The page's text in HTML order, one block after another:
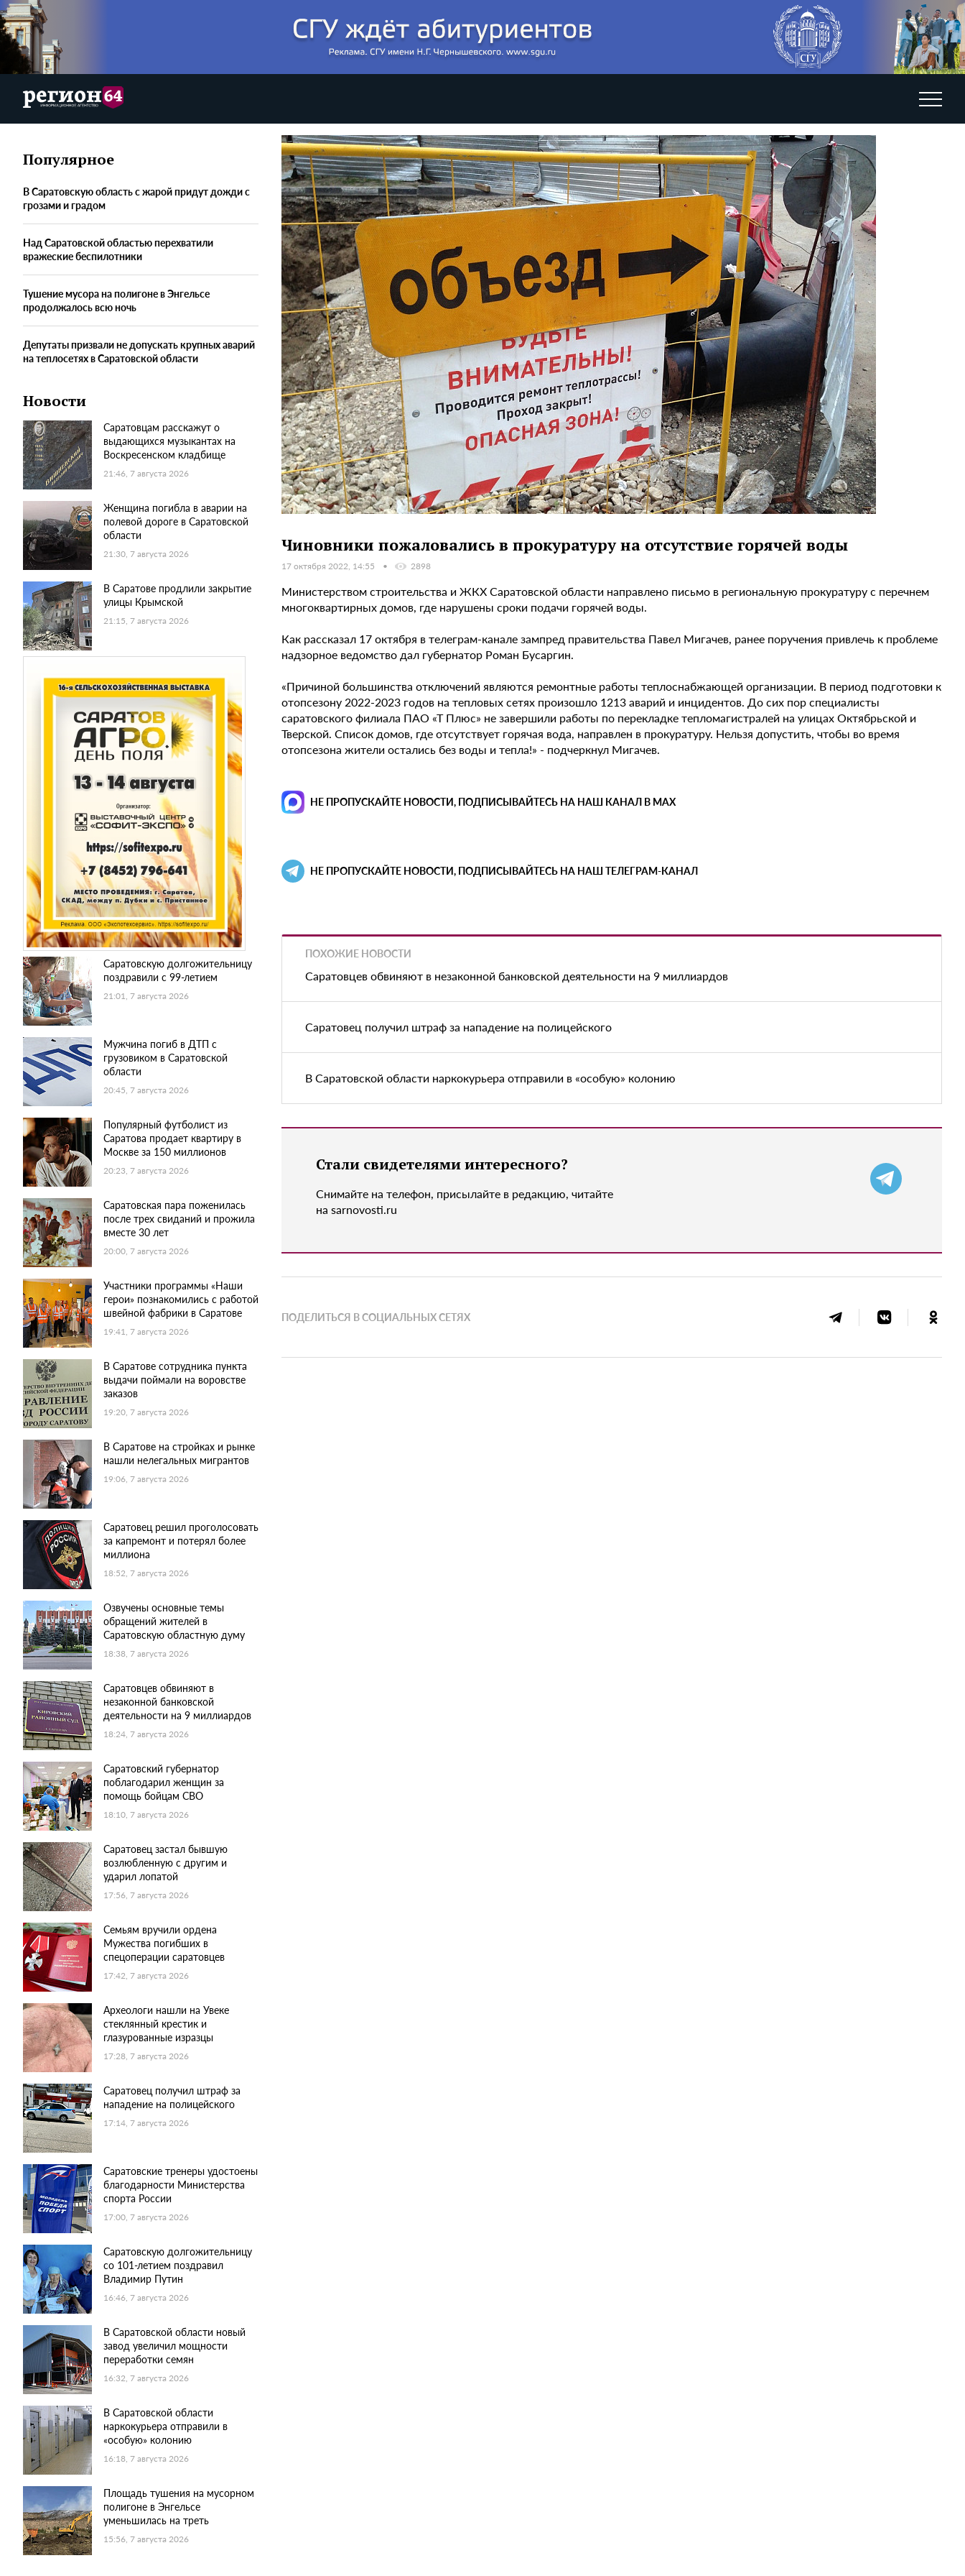
Популярное
В Саратовскую область с жарой придут дожди с
грозами и градом
Над Саратовской областью перехватили
вражеские беспилотники
Тушение мусора на полигоне в Энгельсе
продолжалось всю ночь
Депутаты призвали не допускать крупных аварий
на теплосетях в Саратовской области
Новости
Саратовцам расскажут о
выдающихся музыкантах на
Воскресенском кладбище
21:46, 7 августа 2026
Женщина погибла в аварии на
полевой дороге в Саратовской
области
21:30, 7 августа 2026
В Саратове продлили закрытие
улицы Крымской
21:15, 7 августа 2026
Саратовскую долгожительницу
поздравили с 99-летием
21:01, 7 августа 2026
Мужчина погиб в ДТП с
грузовиком в Саратовской
области
20:45, 7 августа 2026
Популярный футболист из
Саратова продает квартиру в
Москве за 150 миллионов
20:23, 7 августа 2026
Саратовская пара поженилась
после трех свиданий и прожила
вместе 30 лет
20:00, 7 августа 2026
Участники программы «Наши
герои» познакомились с работой
швейной фабрики в Саратове
19:41, 7 августа 2026
В Саратове сотрудника пункта
выдачи поймали на воровстве
заказов
19:20, 7 августа 2026
В Саратове на стройках и рынке
нашли нелегальных мигрантов
19:06, 7 августа 2026
Саратовец решил проголосовать
за капремонт и потерял более
миллиона
18:52, 7 августа 2026
Озвучены основные темы
обращений жителей в
Саратовскую областную думу
18:38, 7 августа 2026
Саратовцев обвиняют в
незаконной банковской
деятельности на 9 миллиардов
18:24, 7 августа 2026
Саратовский губернатор
поблагодарил женщин за
помощь бойцам СВО
18:10, 7 августа 2026
Саратовец застал бывшую
возлюбленную с другим и
ударил лопатой
17:56, 7 августа 2026
Семьям вручили ордена
Мужества погибших в
спецоперации саратовцев
17:42, 7 августа 2026
Археологи нашли на Увеке
стеклянный крестик и
глазурованные изразцы
17:28, 7 августа 2026
Саратовец получил штраф за
нападение на полицейского
17:14, 7 августа 2026
Саратовские тренеры удостоены
благодарности Министерства
спорта России
17:00, 7 августа 2026
Саратовскую долгожительницу
со 101-летием поздравил
Владимир Путин
16:46, 7 августа 2026
В Саратовской области новый
завод увеличил мощности
переработки семян
16:32, 7 августа 2026
В Саратовской области
наркокурьера отправили в
«особую» колонию
16:18, 7 августа 2026
Площадь тушения на мусорном
полигоне в Энгельсе
уменьшилась на треть
15:56, 7 августа 2026
Чиновники пожаловались в прокуратуру на отсутствие горячей воды
17 октября 2022, 14:55 2898
Министерством строительства и ЖКХ Саратовской области направлено письмо в региональную прокуратуру с перечнем
многоквартирных домов, где нарушены сроки подачи горячей воды.
Как рассказал 17 октября в телеграм-канале зампред правительства Павел Мигачев, ранее поручения привлечь к проблеме
надзорное ведомство дал губернатор Роман Бусаргин.
«Причиной большинства отключений являются ремонтные работы теплоснабжающей организации. В период подготовки к
отопсезону 2022-2023 годов на тепловых сетях произошло 1213 аварий и инцидентов. До сих пор специалисты
саратовского филиала ПАО «Т Плюс» не завершили работы по перекладке тепломагистралей на улицах Октябрьской и
Тверской. Список домов, где отсутствует горячая вода, направлен в прокуратуру. Нельзя допустить, чтобы во время
отопсезона жители остались без воды и тепла!» - подчеркнул Мигачев.
НЕ ПРОПУСКАЙТЕ НОВОСТИ, ПОДПИСЫВАЙТЕСЬ НА НАШ КАНАЛ В MAX
НЕ ПРОПУСКАЙТЕ НОВОСТИ, ПОДПИСЫВАЙТЕСЬ НА НАШ ТЕЛЕГРАМ-КАНАЛ
ПОХОЖИЕ НОВОСТИ
Саратовцев обвиняют в незаконной банковской деятельности на 9 миллиардов
Саратовец получил штраф за нападение на полицейского
В Саратовской области наркокурьера отправили в «особую» колонию
Стали свидетелями интересного?
Снимайте на телефон, присылайте в редакцию, читайте
на sarnovosti.ru
ПОДЕЛИТЬСЯ В СОЦИАЛЬНЫХ СЕТЯХ